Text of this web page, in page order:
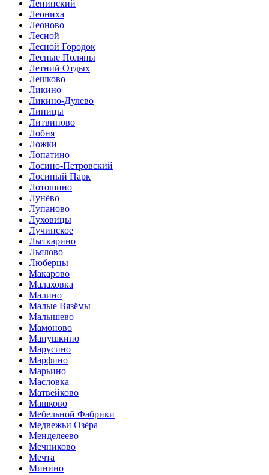
Ленинский
Леониха
Леоново
Лесной
Лесной Городок
Лесные Поляны
Летний Отдых
Лешково
Ликино
Ликино-Дулево
Липицы
Литвиново
Лобня
Ложки
Лопатино
Лосино-Петровский
Лосиный Парк
Лотошино
Лунёво
Лупаново
Луховицы
Лучинское
Лыткарино
Льялово
Люберцы
Макарово
Малаховка
Малино
Малые Вязёмы
Малышево
Мамоново
Манушкино
Марусино
Марфино
Марьино
Масловка
Матвейково
Машково
Мебельной Фабрики
Медвежьи Озёра
Менделеево
Мечниково
Мечта
Минино